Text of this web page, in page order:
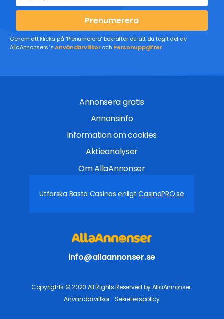
Prenumerera
Genom att klicka på "Prenumerera" bekräftar du att du tagit del av
AllaAnnonsers´sAnvändarvillkoroch Personuppgifter
Annonsera gratis
Annonsinfo
Information om cookies
Aktieanalyser
Om AllaAnnonser
Utforska Bästa Casinos enligtCasinoPRO.se
info@allaannonser.se
Copyrights © 2020 All Rights Reserved by AllaAnnonser.
Användarvillkor
Sekretesspolicy